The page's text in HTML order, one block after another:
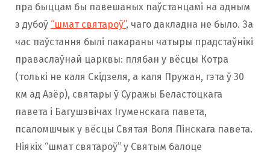
пра быццам бы павешаных паўстанцамі на адным
з дубоў “шмат святароў”, чаго дакладна не было. За
час паўстання былі пакараны чатыры прадстаўнікі
праваслаўнай царквы: плябан у вёсцы Котра
(толькі не каля Скідзеля, а каля Пружан, гэта ў 30
км ад Азёр), святары ў Суражы Беластоцкага
павета і Багушэвічах Ігуменскага павета,
псаломшчык у вёсцы Святая Воля Пінскага павета.
Ніякіх “шмат святароў” у Святым балоце